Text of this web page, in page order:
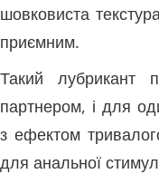
шовковиста
приємним.
Такий лубрикант
партнером, і для
з ефектом
для анальної